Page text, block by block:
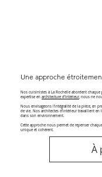
Une approche
Nos cuisinistes à La Rochelle abordent chaque
expertise en architecture d’intérieur, nous ne
Nous envisageons l’intégralité de la pièce, en
de vie. Nos architectes d’intérieur travaillent
dans son environnement.
Cette approche nous permet de repenser
unique et cohérent.
À